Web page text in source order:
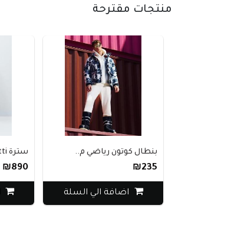
منتجات مقترحة
بنطال كوتون رياضي م..
₪235
اضافة الي السلة
سترة Massimo Dutti ..
₪890